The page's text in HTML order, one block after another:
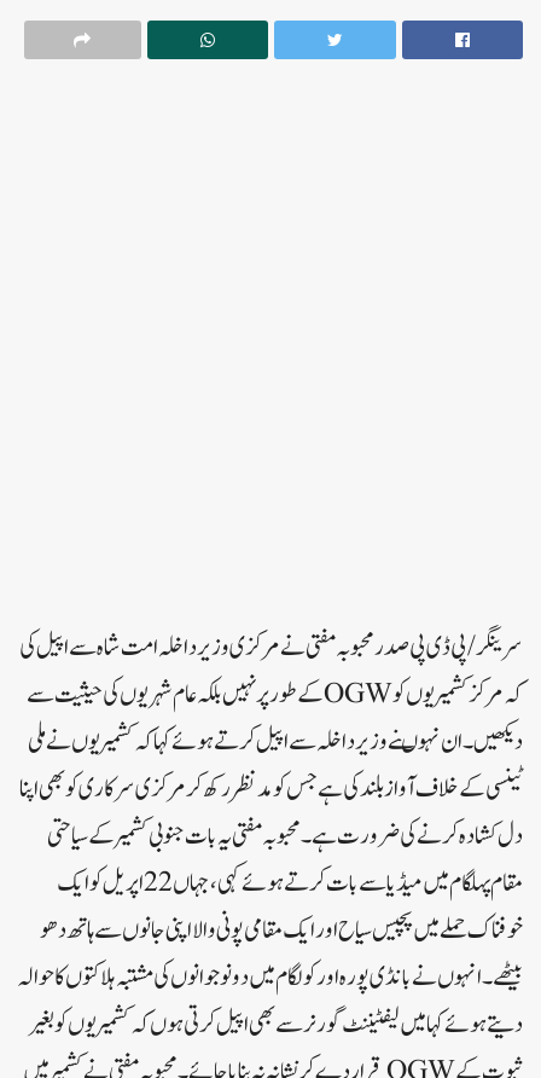
سرینگر/پی ڈی پی صدر محبوبہ مفتی نے مرکزی وزیر داخلہ امت شاہ سے اپیل کی
کہ مرکزکشمیریوں کو OGWکے طور پر نہیں بلکہ عام شہریوں کی حیثیت سے
دیکھیں۔ ان نہوںنے وزیر داخلہ سے اپیل کرتے ہوئے کہا کہ کشمیریوں نے ملی
ٹینسی کے خلاف آوازبلند کی ہے جس کو مد نظر رکھ کر مرکزی سرکاری کو بھی اپنا
دل کشادہ کرنے کی ضرورت ہے۔ محبوبہ مفتی یہ بات جنوبی کشمیر کے سیاحتی
مقام پہلگام میں میڈیا سے بات کرتے ہوئے کہی، جہاں 22 اپریل کو ایک
خوفناک حملے میں پچیس سیاح اور ایک مقامی پونی والا اپنی جانوں سے ہاتھ دھو
بیٹھے۔انہوں نے بانڈی پورہ اور کولگام میں دو نوجوانوں کی مشتبہ ہلاکتوں کا حوالہ
دیتے ہوئےکہامیں لیفٹیننٹ گورنر سے بھی اپیل کرتی ہوں کہ کشمیریوں کو بغیر